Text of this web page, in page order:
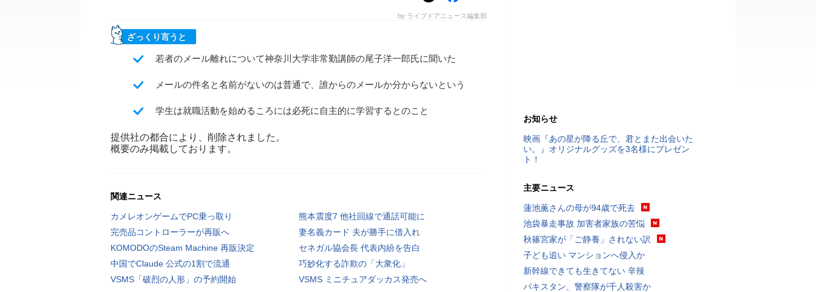
by ライブドアニュース編集部
ざっくり言うと
若者のメール離れについて神奈川大学非常勤講師の尾子洋一郎氏に聞いた
メールの件名と名前がないのは普通で、誰からのメールか分からないという
学生は就職活動を始めるころには必死に自主的に学習するとのこと
提供社の都合により、削除されました。
概要のみ掲載しております。
関連ニュース
カメレオンゲームでPC乗っ取り
熊本震度7 他社回線で通話可能に
完売品コントローラーが再販へ
妻名義カード 夫が勝手に借入れ
KOMODOのSteam Machine 再販決定
セネガル協会長 代表内紛を告白
中国でClaude 公式の1割で流通
巧妙化する詐欺の「大衆化」
VSMS「破烈の人形」の予約開始
VSMS ミニチュアダッカス発売へ
お知らせ
映画『あの星が降る丘で、君とまた出会いた
い。』オリジナルグッズを3名様にプレゼン
ト！
主要ニュース
蓮池薫さんの母が94歳で死去
池袋暴走事故 加害者家族の苦悩
秋篠宮家が「ご静養」されない訳
子ども追い マンションへ侵入か
新幹線できても生きてない 辛辣
パキスタン、警察隊が千人殺害か